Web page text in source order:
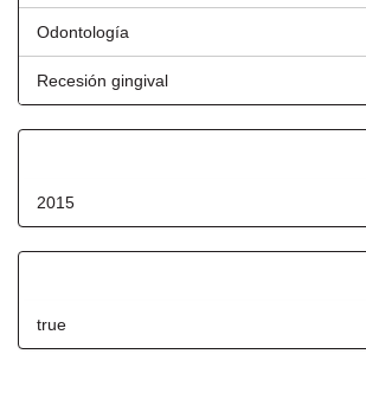
Odontología
Recesión gingival
2015
true